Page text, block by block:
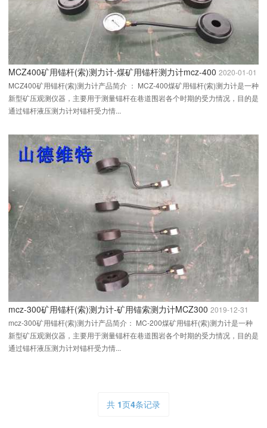
MCZ400矿用锚杆(索)测力计-煤矿用锚杆测力计mcz-400 2020-01-01
MCZ400矿用锚杆(索)测力计产品简介 ： MCZ-400煤矿用锚杆(索)测力计是一种
新型矿压观测仪器，主要用于测量锚杆在巷道围岩各个时期的受力情况，目的是
通过锚杆液压测力计对锚杆受力情...
mcz-300矿用锚杆(索)测力计-矿用锚索测力计MCZ300 2019-12-31
mcz-300矿用锚杆(索)测力计产品简介： MC-200煤矿用锚杆(索)测力计是一种
新型矿压观测仪器，主要用于测量锚杆在巷道围岩各个时期的受力情况，目的是
通过锚杆液压测力计对锚杆受力情...
共 1页4条记录